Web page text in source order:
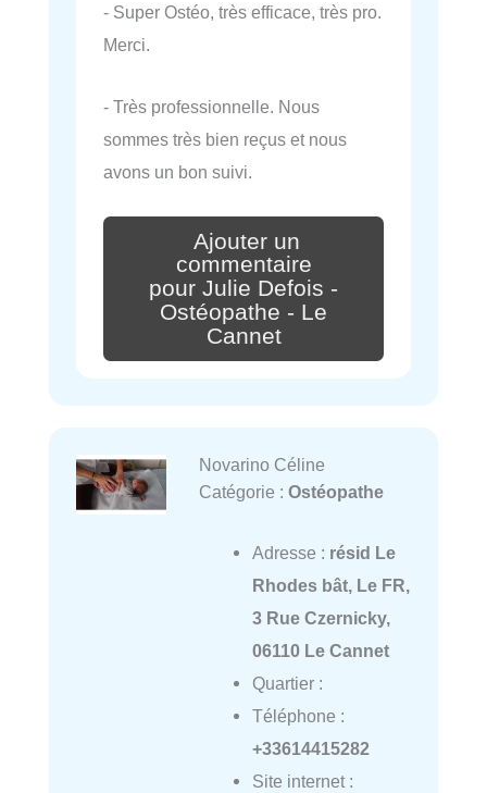
- Super Ostéo, très efficace, très pro.
Merci.
- Très professionnelle. Nous
sommes très bien reçus et nous
avons un bon suivi.
Ajouter un
commentaire
pour Julie Defois -
Ostéopathe - Le
Cannet
Novarino Céline
Catégorie : Ostéopathe
Adresse : résid Le
Rhodes bât, Le FR,
3 Rue Czernicky,
06110 Le Cannet
Quartier :
Téléphone :
+33614415282
Site internet :